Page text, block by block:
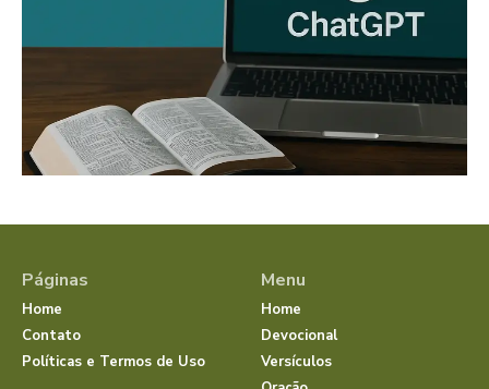
Páginas
Home
Contato
Políticas e Termos de Uso
Menu
Home
Devocional
Versículos